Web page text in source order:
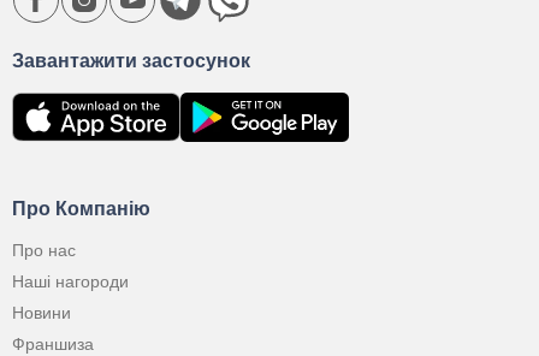
Про Компанію
Про нас
Наші нагороди
Новини
Франшиза
Завантажити застосунок